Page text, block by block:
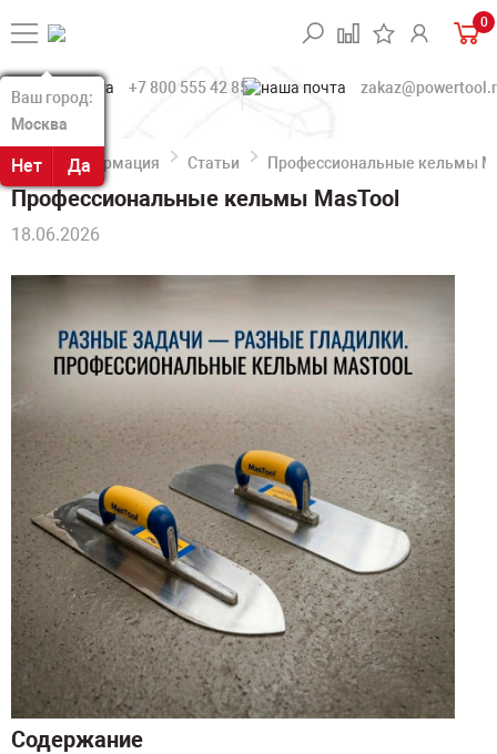
Ваш город:
Москва
Нет Да
Ваш город:
Москва
Нет Да
0
+7 800 555 42 85
Информация Статьи Профессиональные кельмы
Профессиональные кельмы MasTool
18.06.2026
Содержание